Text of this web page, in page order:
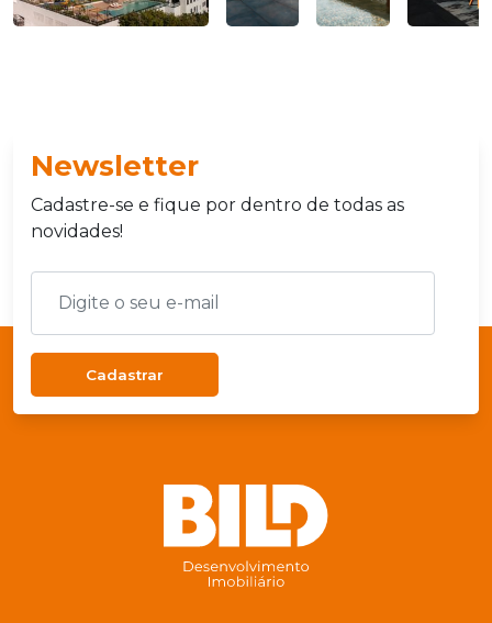
Newsletter
Cadastre-se e fique por dentro de todas as
novidades!
Cadastrar